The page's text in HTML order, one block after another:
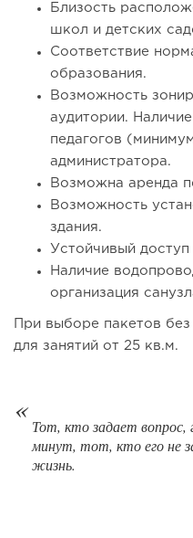
Франшиза кафе: рейтинг
открытия заведения
модели производства...
Близость
школ и детских
Соответствие
образования.
Возможность
аудитории.
педагогов
администратора.
Возможна аренда
Возможность
здания.
Устойчивый доступ
Наличие
организация
При выборе пакетов
для занятий от 25 кв.м.
Тот, кто задает вопрос,
минут, тот, кто его не
жизнь.